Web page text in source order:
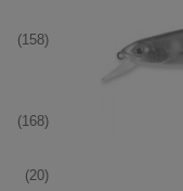
(158)
(168)
(20)